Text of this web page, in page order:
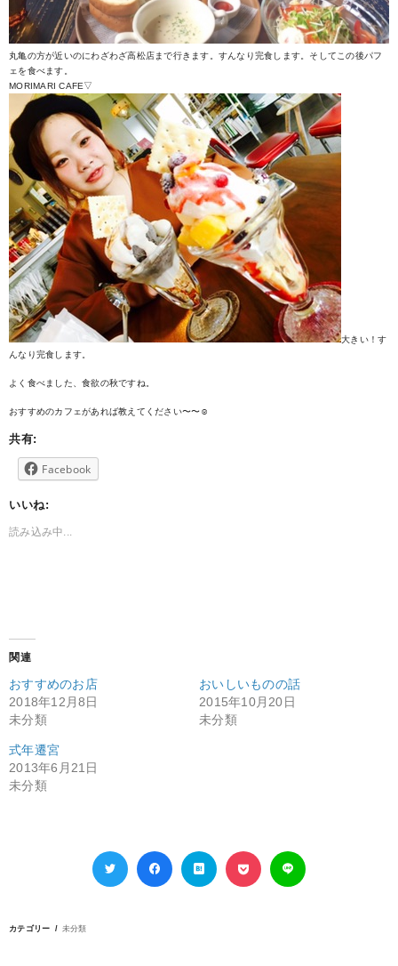
丸亀の方が近いのにわざわざ高松店まで行きます。すんなり完食します。そしてこの後パフ
ェを食べます。
MORIMARI CAFE▽
大きい！す
んなり完食します。
よく食べました、食欲の秋ですね。
おすすめのカフェがあれば教えてください〜〜☺︎
共有:
Facebook
いいね:
読み込み中...
関連
おすすめのお店
2018年12月8日
未分類
おいしいものの話
2015年10月20日
未分類
式年遷宮
2013年6月21日
未分類
カテゴリー 未分類